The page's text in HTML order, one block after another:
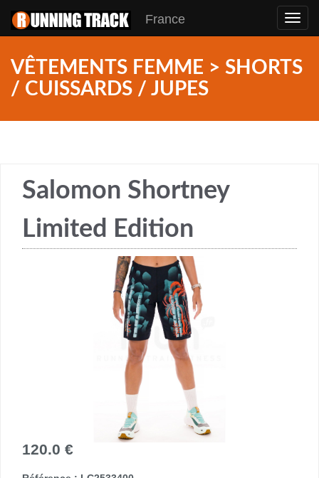
France
VÊTEMENTS FEMME > SHORTS
/ CUISSARDS / JUPES
Salomon Shortney
Limited Edition
120.0 €